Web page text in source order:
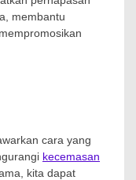
membantu
cara yang
kecemasan
kita dapat